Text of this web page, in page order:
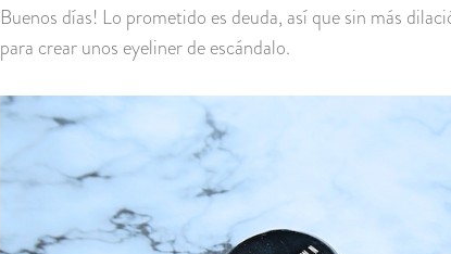
Buenos días! Lo prometido es deuda, así que sin más
para crear unos eyeliner de escándalo.